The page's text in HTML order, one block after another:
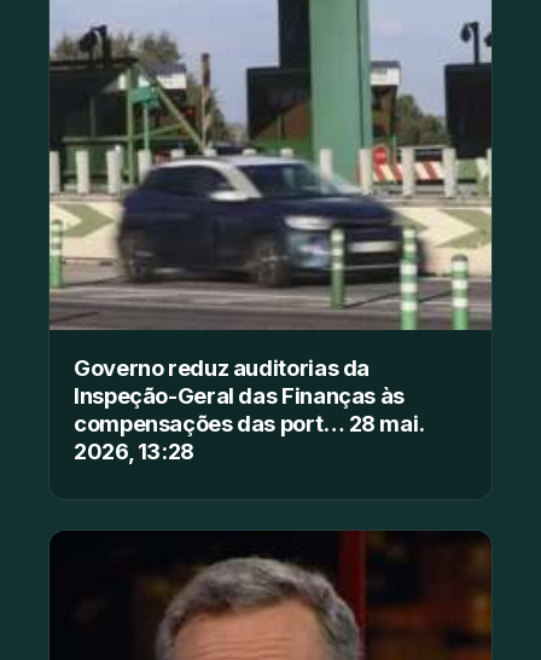
Governo reduz auditorias da
Inspeção-Geral das Finanças às
compensações das port… 28 mai.
2026, 13:28